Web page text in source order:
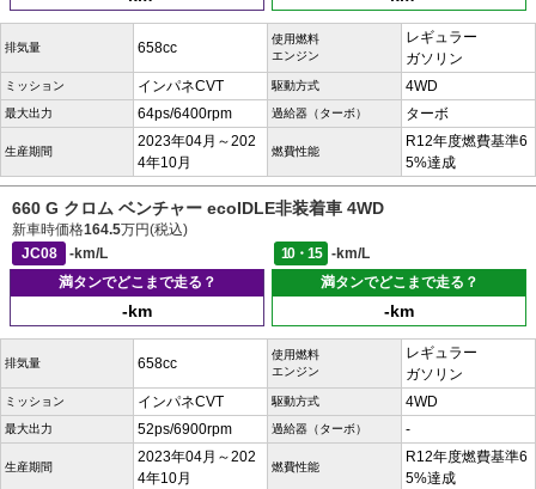
排気量 658cc
使用燃料
エンジン
レギュラー
ガソリン
ミッション インパネCVT 駆動方式 4WD
最大出力 64ps/6400rpm 過給器（ターボ） ターボ
生産期間
2023年04月～202
4年10月
燃費性能
R12年度燃費基準6
5%達成
660 G クロム ベンチャー ecoIDLE非装着車 4WD
新車時価格164.5万円(税込)
JC08
-km/L 10・15
-km/L
満タンでどこまで走る？
-km
満タンでどこまで走る？
-km
排気量 658cc
使用燃料
エンジン
レギュラー
ガソリン
ミッション インパネCVT 駆動方式 4WD
最大出力 52ps/6900rpm 過給器（ターボ） -
生産期間
2023年04月～202
4年10月
燃費性能
R12年度燃費基準6
5%達成